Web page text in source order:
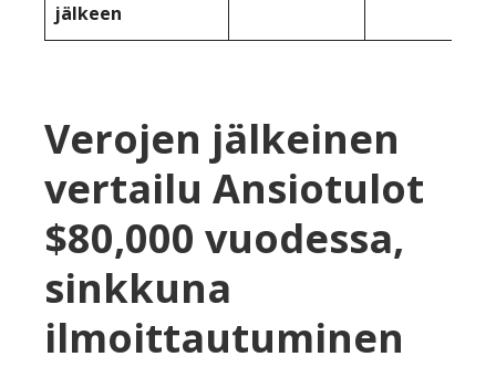
jälkeen
Verojen jälkeinen
vertailu Ansiotulot
$80,000 vuodessa,
sinkkuna
ilmoittautuminen